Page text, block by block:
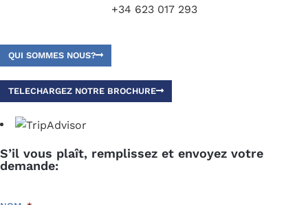
+34 623 017 293
QUI SOMMES NOUS?
TELECHARGEZ NOTRE BROCHURE
S’il vous plaît, remplissez et envoyez votre
demande: